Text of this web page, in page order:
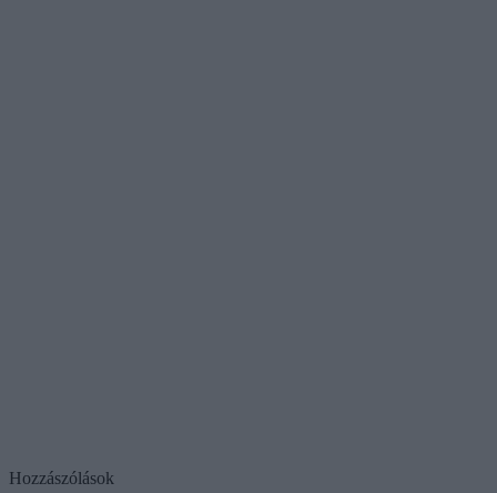
Hozzászólások